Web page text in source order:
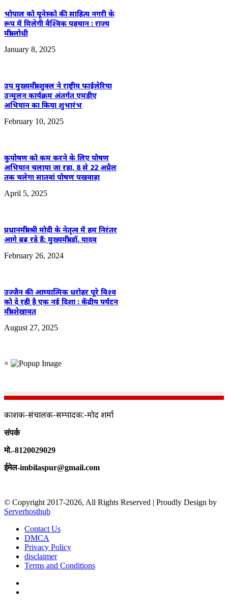
भोपाल को यूनेस्को की साहित्य नगरी के
रूप में मिलेगी वैश्विक पहचान : राज्य
मंत्री लोधी
January 8, 2025
उप मुख्यमंत्री शुक्ल ने राष्ट्रीय फाईलेरिया
उन्मूलन कार्यक्रम अंतर्गत एमडीए
अभियान का किया शुभारंभ
February 10, 2025
कुपोषण को कम करने के लिए पोषण
अभियान चलाया जा रहा, 8 से 22 अप्रैल
तक चलेगा सातवां पोषण पखवाड़ा
April 5, 2025
प्रधानमंत्री श्री मोदी के नेतृत्व में हम निरंतर
आगे बढ़ रहे हैं: मुख्यमंत्री डॉ. यादव
February 26, 2024
उज्जैन की आघ्यात्मिक धरोहर पूरे विश्व
को दे रही है एक नई दिशा : केंद्रीय पर्यटन
मंत्री शेखावत
August 27, 2025
×
प्रकाशक-संचालक-सम्पादक:-प्रमोद शर्मा
संपर्क
मो.-8120029029
ईमेल-imbilaspur@gmail.com
© Copyright 2017-2026, All Rights Reserved | Proudly Design by
Serverhosthub
Contact Us
DMCA
Privacy Policy
disclaimer
Terms and Conditions